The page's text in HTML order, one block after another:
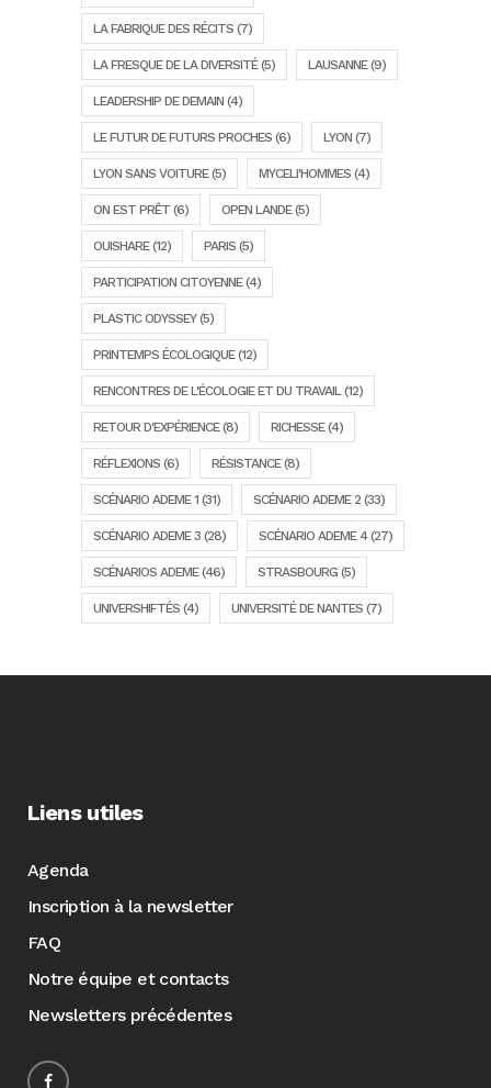
LA FABRIQUE DES RÉCITS (7)
LA FRESQUE DE LA DIVERSITÉ(5) LAUSANNE(9)
LEADERSHIP DE DEMAIN (4)
LE FUTUR DE FUTURS PROCHES (6) LYON (7)
LYON SANS VOITURE(5) MYCELI'HOMMES (4)
ON EST PRÊT (6) OPEN LANDE(5)
OUISHARE(12) PARIS (5)
PARTICIPATION CITOYENNE(4)
PLASTIC ODYSSEY(5)
PRINTEMPS ÉCOLOGIQUE(12)
RENCONTRES DE L'ÉCOLOGIE ET DU TRAVAIL(12)
RETOUR D'EXPÉRIENCE(8) RICHESSE(4)
RÉFLEXIONS (6) RÉSISTANCE(8)
SCÉNARIO ADEME 1 (31) SCÉNARIO ADEME 2 (33)
SCÉNARIO ADEME 3 (28) SCÉNARIO ADEME 4(27)
SCÉNARIOS ADEME(46) STRASBOURG (5)
UNIVERSHIFTÉS (4) UNIVERSITÉ DE NANTES (7)
Liens utiles
Agenda
Inscription à la newsletter
FAQ
Notre équipe et contacts
Newsletters précédentes